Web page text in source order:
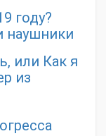
году?
наушники
или Как я
из